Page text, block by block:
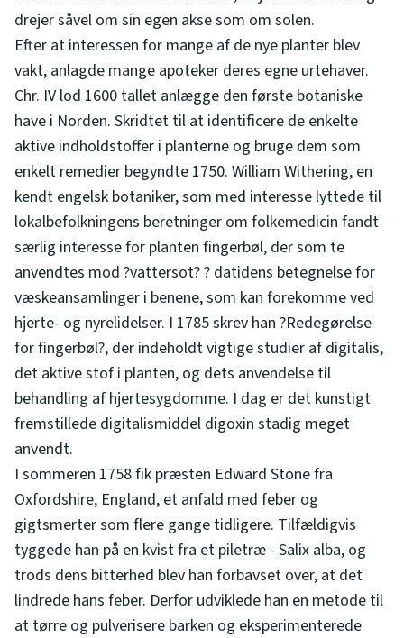
drejer såvel om sin egen akse som om solen.
Efter at interessen for mange af de nye planter blev
vakt, anlagde mange apoteker deres egne urtehaver.
Chr. IV lod 1600 tallet anlægge den første botaniske
have i Norden. Skridtet til at identificere de enkelte
aktive indholdstoffer i planterne og bruge dem som
enkelt remedier begyndte 1750. William Withering, en
kendt engelsk botaniker, som med interesse lyttede til
lokalbefolkningens beretninger om folkemedicin fandt
særlig interesse for planten fingerbøl, der som te
anvendtes mod ?vattersot? ? datidens betegnelse for
væskeansamlinger i benene, som kan forekomme ved
hjerte- og nyrelidelser. I 1785 skrev han ?Redegørelse
for fingerbøl?, der indeholdt vigtige studier af digitalis,
det aktive stof i planten, og dets anvendelse til
behandling af hjertesygdomme. I dag er det kunstigt
fremstillede digitalismiddel digoxin stadig meget
anvendt.
I sommeren 1758 fik præsten Edward Stone fra
Oxfordshire, England, et anfald med feber og
gigtsmerter som flere gange tidligere. Tilfældigvis
tyggede han på en kvist fra et piletræ - Salix alba, og
trods dens bitterhed blev han forbavset over, at det
lindrede hans feber. Derfor udviklede han en metode til
at tørre og pulverisere barken og eksperimenterede